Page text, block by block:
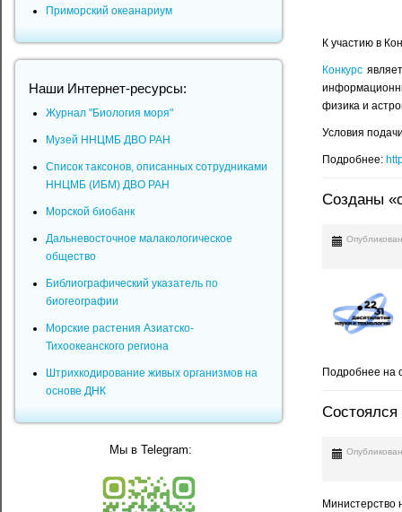
К участию в
Конкурс
физика и
Условия
Подробнее:
Созданы
Подробнее на
Министерство
Приморский океанариум
Наши Интернет-ресурсы:
Журнал "Биология моря"
Музей ННЦМБ ДВО РАН
Список таксонов, описанных сотрудниками
ННЦМБ (ИБМ) ДВО РАН
Морской биобанк
Дальневосточное малакологическое
общество
Библиографический указатель по
биогеографии
Морские растения Азиатско-
Тихоокеанского региона
Штрихкодирование живых организмов на
основе ДНК
Мы в Telegram: